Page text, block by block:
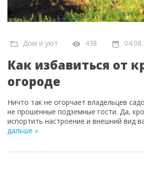
Дом и уют 438
Как избавиться от
огороде
Ничто так не огорчает владельцев
не прошенные подземные гости. Да,
испортить настроение и внешний вид
дальше »